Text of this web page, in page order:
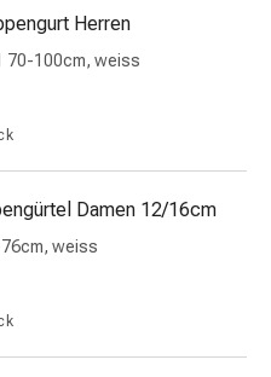
Herren
70-100cm, weiss
Damen 12/16cm
weiss